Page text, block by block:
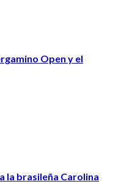
Open y el
la brasileña Carolina